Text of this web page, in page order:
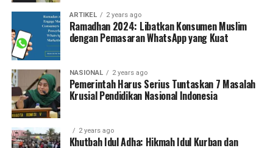
ARTIKEL 2 years ago
Ramadhan 2024: Libatkan Konsumen Muslim
dengan Pemasaran WhatsApp yang Kuat
NASIONAL 2 years ago
Pemerintah Harus Serius Tuntaskan 7 Masalah
Krusial Pendidikan Nasional Indonesia
2 years ago
Khutbah Idul Adha: Hikmah Idul Kurban dan